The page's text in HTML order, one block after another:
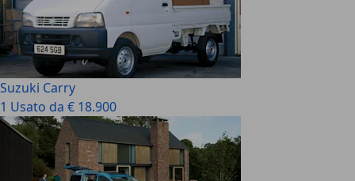
Suzuki Carry
1 Usato da € 18.900